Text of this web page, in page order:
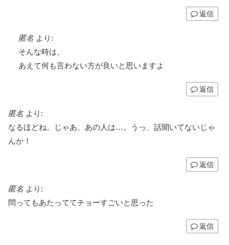
返信
匿名 より:
そんな時は、
あえて何も言わない方が良いと思いますよ
返信
匿名 より:
なるほどね。じゃあ、あの人は…。うっ、話聞いてないじゃ
んか！
返信
匿名 より:
問ってもあたっててチョーすごいと思った
返信